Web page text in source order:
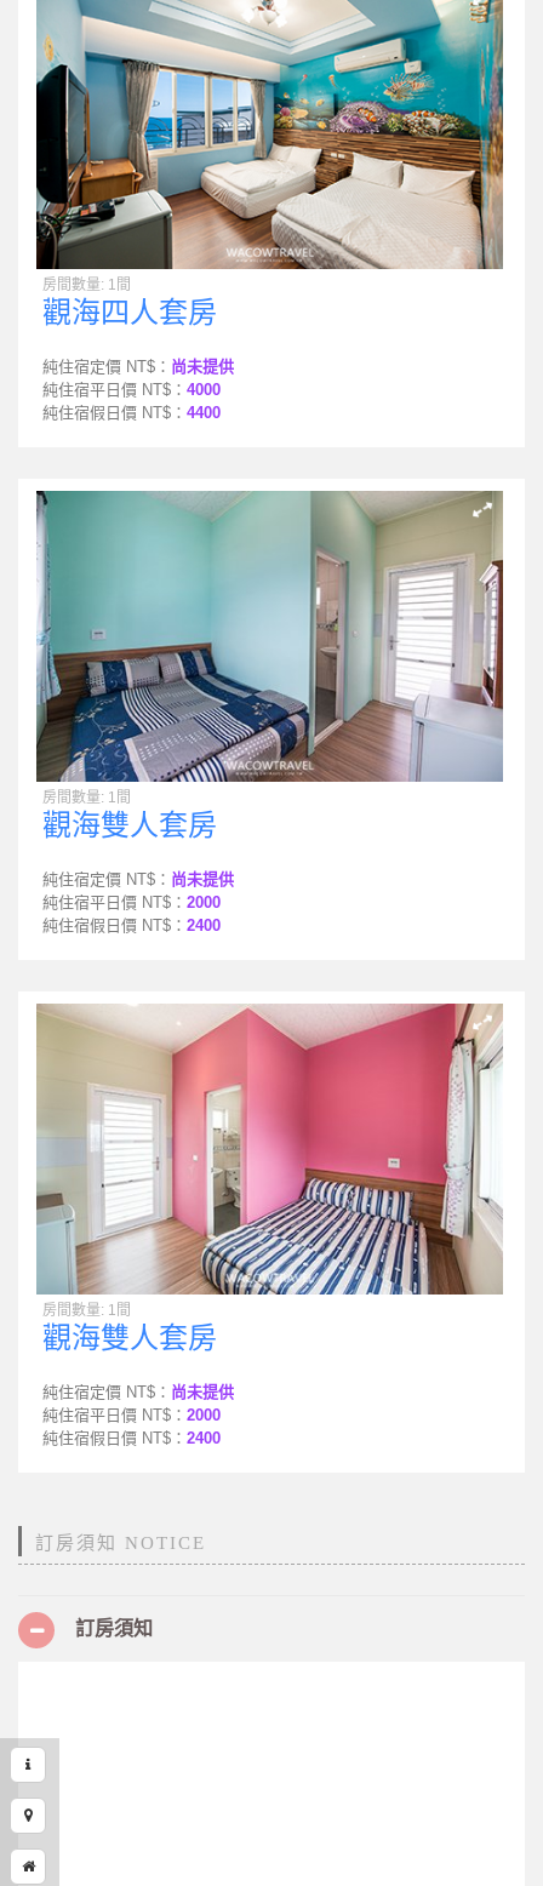
房間數量: 1間
觀海四人套房
純住宿定價 NT$： 尚未提供
純住宿平日價 NT$： 4000
純住宿假日價 NT$： 4400
房間數量: 1間
觀海雙人套房
純住宿定價 NT$： 尚未提供
純住宿平日價 NT$： 2000
純住宿假日價 NT$： 2400
房間數量: 1間
觀海雙人套房
純住宿定價 NT$： 尚未提供
純住宿平日價 NT$： 2000
純住宿假日價 NT$： 2400
訂房須知 NOTICE
訂房須知